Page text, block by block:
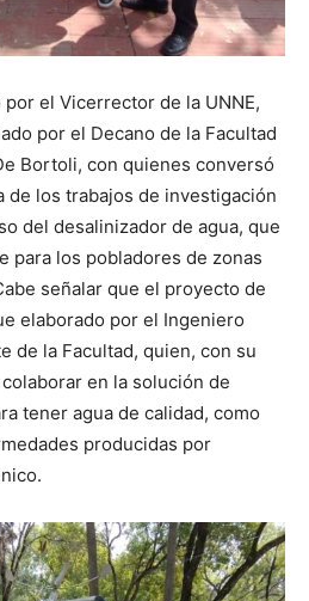
el Vicerrector de la UNNE,
por el Decano de la Facultad
Bortoli, con quienes conversó
de los trabajos de investigación
del desalinizador de agua, que
para los pobladores de zonas
señalar que el proyecto de
elaborado por el Ingeniero
de la Facultad, quien, con su
en la solución de
tener agua de calidad, como
producidas por